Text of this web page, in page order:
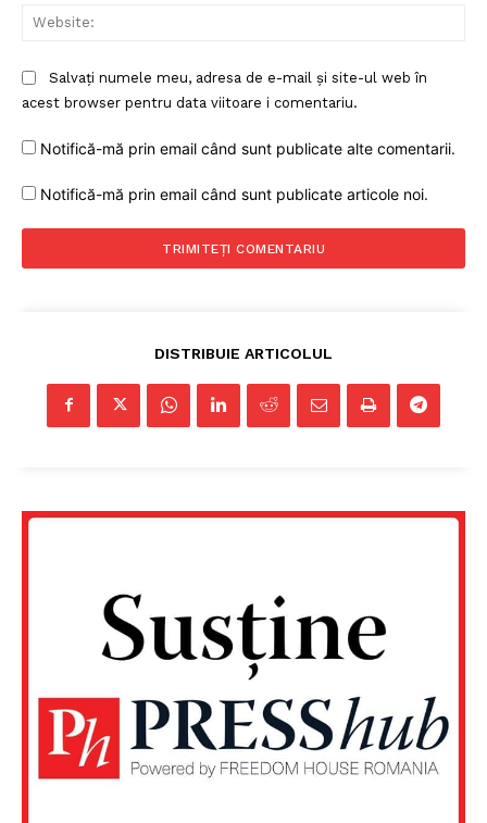
Salvați numele meu, adresa de e-mail și site-ul web în
acest browser pentru data viitoare i comentariu.
Notifică-mă prin email când sunt publicate alte comentarii.
Notifică-mă prin email când sunt publicate articole noi.
DISTRIBUIE ARTICOLUL